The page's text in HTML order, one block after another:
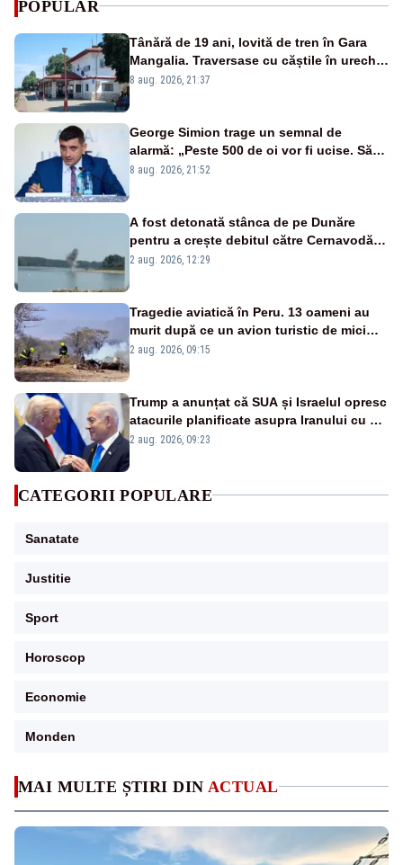
MAI MULTE ȘTIRI DIN ACTUAL
POPULAR
Tânără de 19 ani, lovită de tren în Gara
Mangalia. Traversase cu căștile în urechi
liniile printr-un loc nepermis
8 aug. 2026, 21:37
George Simion trage un semnal de
alarmă: „Peste 500 de oi vor fi ucise. Să
vedem dacă ciobanii vor fi despăgubiți”
8 aug. 2026, 21:52
A fost detonată stânca de pe Dunăre
pentru a crește debitul către Cernavodă –
VIDEO
2 aug. 2026, 12:29
Tragedie aviatică în Peru. 13 oameni au
murit după ce un avion turistic de mici
dimensiuni s-a prăbușit – VIDEO
2 aug. 2026, 09:15
Trump a anunțat că SUA și Israelul opresc
atacurile planificate asupra Iranului cu o
singură condiție
2 aug. 2026, 09:23
CATEGORII POPULARE
Sanatate
Justitie
Sport
Horoscop
Economie
Monden